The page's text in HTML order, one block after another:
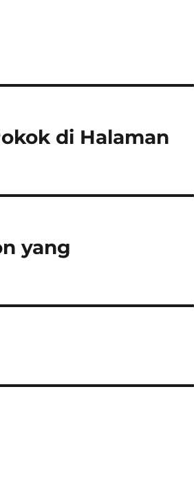
di Halaman
yang